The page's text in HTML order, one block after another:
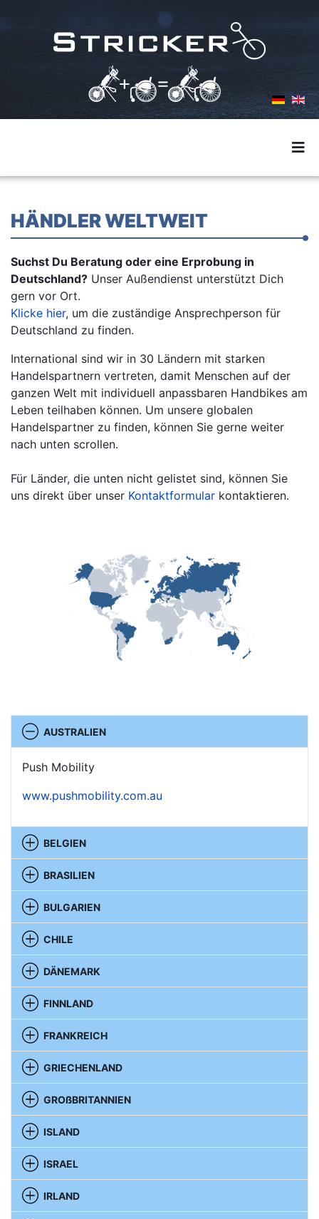
HÄNDLER WELTWEIT
Suchst Du Beratung oder eine Erprobung in
Deutschland? Unser Außendienst unterstützt Dich
gern vor Ort.
Klicke hier, um die zuständige Ansprechperson für
Deutschland zu finden.
International sind wir in 30 Ländern mit starken
Handelspartnern vertreten, damit Menschen auf der
ganzen Welt mit individuell anpassbaren Handbikes am
Leben teilhaben können. Um unsere globalen
Handelspartner zu finden, können Sie gerne weiter
nach unten scrollen.
Für Länder, die unten nicht gelistet sind, können Sie
uns direkt über unser Kontaktformular kontaktieren.
AUSTRALIEN
Push Mobility
www.pushmobility.com.au
BELGIEN
BRASILIEN
BULGARIEN
CHILE
DÄNEMARK
FINNLAND
FRANKREICH
GRIECHENLAND
GROßBRITANNIEN
ISLAND
ISRAEL
IRLAND